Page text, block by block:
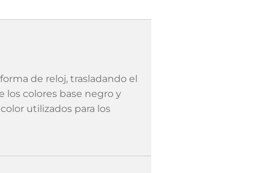
de reloj, trasladando el
los colores base negro y
utilizados para los